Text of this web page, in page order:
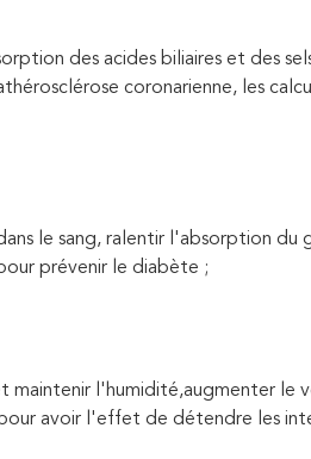
des acides biliaires et des
coronarienne, les
le sang, ralentir l'absorption du
prévenir le diabète ;
maintenir l'humidité,augmenter le
avoir l'effet de détendre les